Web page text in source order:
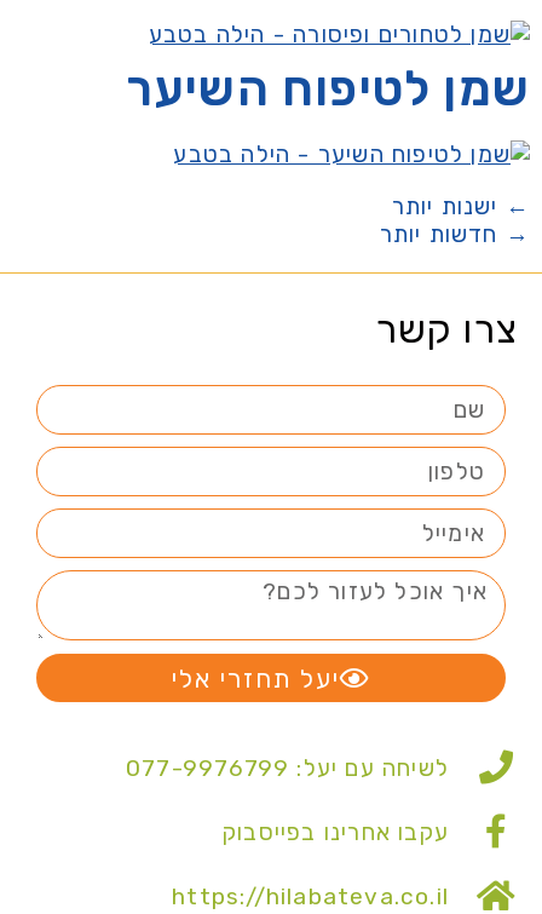
שמן לטיפוח השיער
← ישנות יותר
→ חדשות יותר
צרו קשר
יעל תחזרי אלי
לשיחה עם יעל: 077-9976799
עקבו אחרינו בפייסבוק
https://hilabateva.co.il